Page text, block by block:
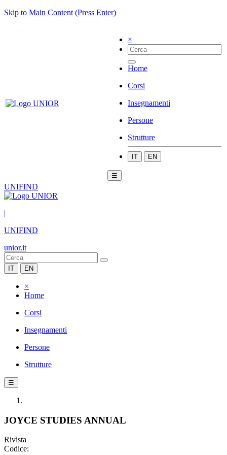
Skip to Main Content (Press Enter)
×
Home
Corsi
Insegnamenti
Persone
Strutture
IT EN
☰
UNIFIND
|
UNIFIND
unior.it
IT EN
×
Home
Corsi
Insegnamenti
Persone
Strutture
☰
JOYCE STUDIES ANNUAL
Rivista
Codice: